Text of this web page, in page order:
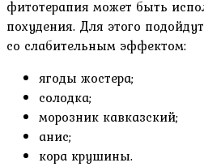
фитотерапия может быть
похудения. Для этого
со слабительным эффектом:
ягоды жостера;
солодка;
морозник кавказский;
анис;
кора крушины.